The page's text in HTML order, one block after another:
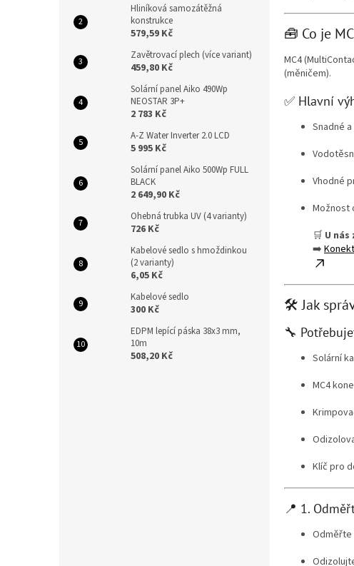
Hliníková samozátěžná
konstrukce
579,59 Kč
Zavětrovací plech (více variant)
459,80 Kč
Solární panel Aiko 490Wp
NEOSTAR 3P+
2 783 Kč
A-Z Water Inverter 2.0 LCD
5 995 Kč
Solární panel Aiko 500Wp FULL
BLACK
2 649,90 Kč
Ohebná trubka UV (4 varianty)
726 Kč
Kabelové sedlo s hmoždinkou
(2 varianty)
6,05 Kč
Kabelové sedlo
300 Kč
EDPM lepící páska 38x3 mm,
10m
508,20 Kč
🧰 Co je
MC4
(měničem).
✅ Hlavní
Snadné
Vhodné
Možnost
🛒 U
➡️
🛠️ Jak
🔧
Solární
MC4
Klíč pro
📍 1.
Odměřte